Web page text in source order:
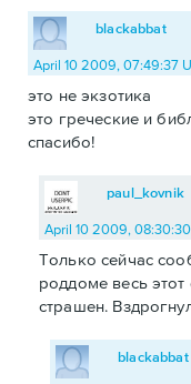
blackabbat
April 10 2009, 07:49:37
это не экзотика
это греческие и
спасибо!
paul_kovnik
April 10 2009,
Только сейчас
роддоме весь
страшен.
blackabbat